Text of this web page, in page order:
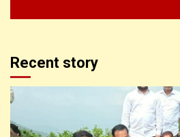
Recent story